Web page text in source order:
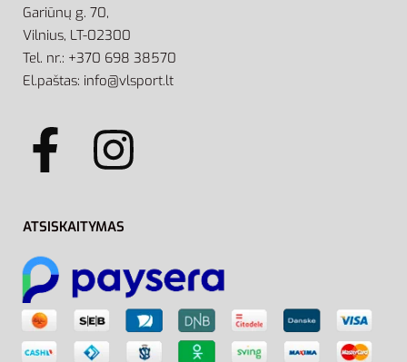
Gariūnų g. 70,
Vilnius, LT-02300
Tel. nr.: +370 698 38570
El.paštas: info@vlsport.lt
ATSISKAITYMAS